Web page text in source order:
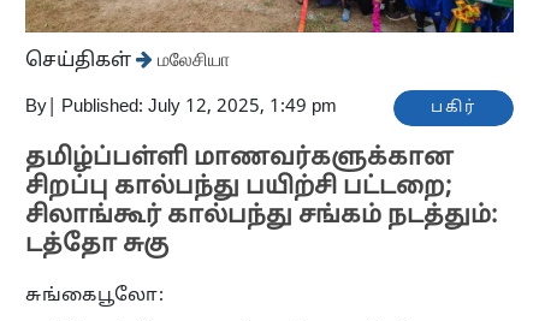
செய்திகள் மலேசியா
By Published: July 12, 2025, 1:49 pm பகிர்
தமிழ்ப்பள்ளி மாணவர்களுக்கான
சிறப்பு கால்பந்து பயிற்சி பட்டறை;
சிலாங்கூர் கால்பந்து சங்கம் நடத்தும்:
டத்தோ சுகு
சுங்கைபூலோ: